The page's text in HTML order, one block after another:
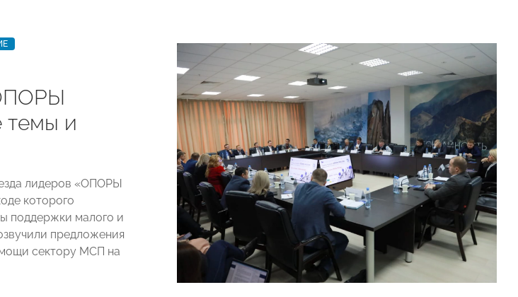
и
лидеров «ОПОРЫ
которого
поддержки малого и
предложения
сектору МСП на